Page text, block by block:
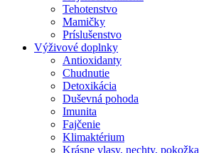
Tehotenstvo
Mamičky
Príslušenstvo
Výživové doplnky
Antioxidanty
Chudnutie
Detoxikácia
Duševná pohoda
Imunita
Fajčenie
Klimaktérium
Krásne vlasy, nechty, pokožka